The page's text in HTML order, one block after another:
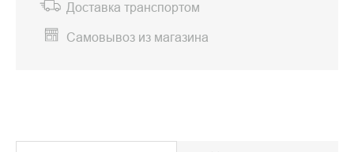
Доставка транспортом
Самовывоз из магазина